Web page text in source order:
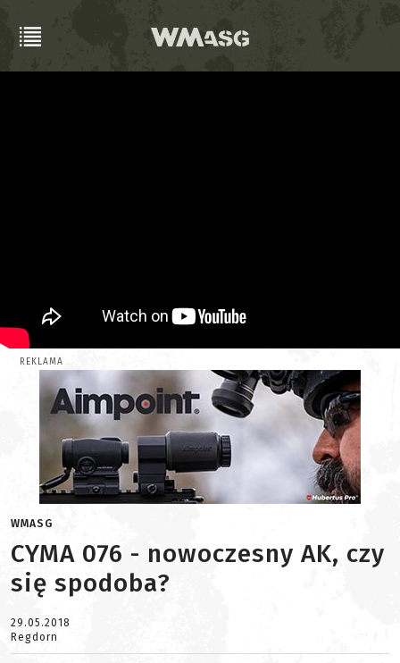
REKLAMA
WMASG
CYMA 076 - nowoczesny AK, czy
się spodoba?
29.05.2018
Regdorn